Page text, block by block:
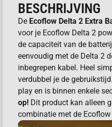
BESCHRIJVING
De Ecoflow Delta 2 Extra
voor je Ecoflow Delta 2
de capaciteit van de
eenvoudig met de Delta 2
inbegrepen kabel. Heel
verdubbel je de
play en is binnen enkele
op! Dit product kan alleen
combinatie met de Ecoflow